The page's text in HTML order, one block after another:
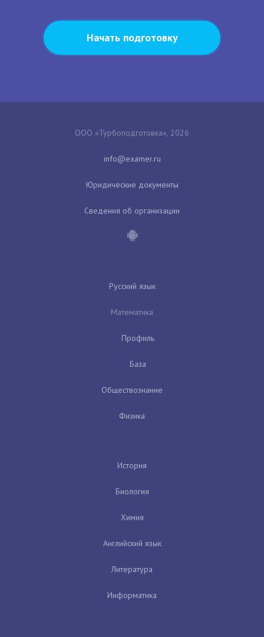
Начать подготовку
ООО «Турбоподготовка», 2026
Юридические документы
Сведения об организации
Русский язык
Математика
Профиль
База
Обществознание
Физика
История
Биология
Химия
Английский язык
Литература
Информатика